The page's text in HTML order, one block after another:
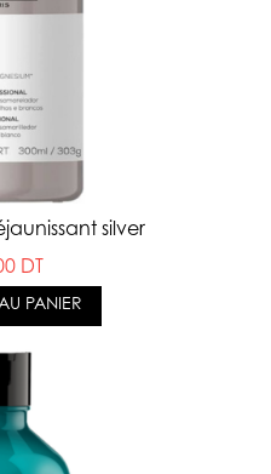
silver
DT
PANIER